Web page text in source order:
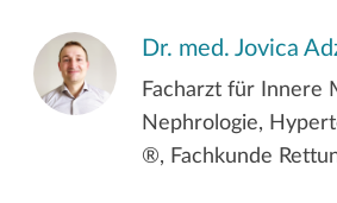
Dialyse bei
Akutdialyse
Dr. med. Jovica
Facharzt für Innere
Nephrologie,
®, Fachkunde